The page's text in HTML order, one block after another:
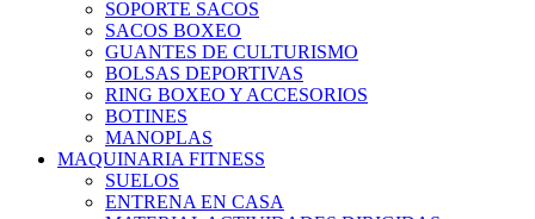
SOPORTE SACOS
SACOS BOXEO
GUANTES DE CULTURISMO
BOLSAS DEPORTIVAS
RING BOXEO Y ACCESORIOS
BOTINES
MANOPLAS
MAQUINARIA FITNESS
SUELOS
ENTRENA EN CASA